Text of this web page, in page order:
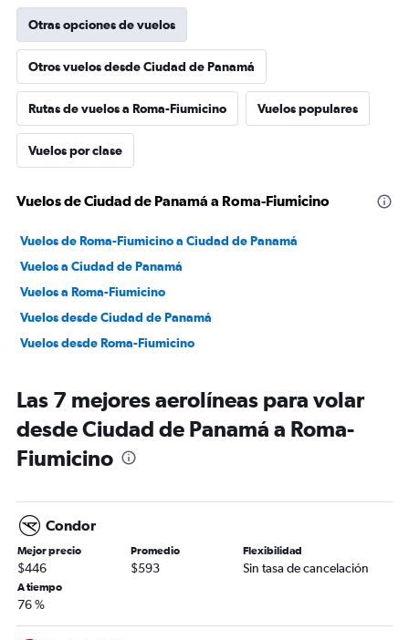
Otras opciones de vuelos
Otros vuelos desde Ciudad de Panamá
Rutas de vuelos a Roma-Fiumicino Vuelos populares
Vuelos por clase
Vuelos de Ciudad de Panamá a Roma-Fiumicino
Vuelos de Roma-Fiumicino a Ciudad de Panamá
Vuelos a Ciudad de Panamá
Vuelos a Roma-Fiumicino
Vuelos desde Ciudad de Panamá
Vuelos desde Roma-Fiumicino
Las 7 mejores aerolíneas para volar
desde Ciudad de Panamá a Roma-
Fiumicino
Condor
Mejor precio
$446
Promedio
$593
Flexibilidad
Sin tasa de cancelación
A tiempo
76 %